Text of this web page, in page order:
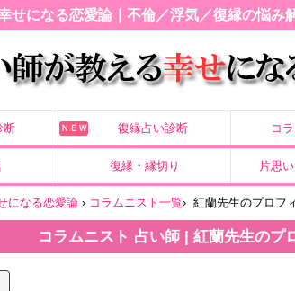
せになる恋愛論｜不倫／浮気／復縁の悩み
断 ＮＥＷ 復縁占い診断 コ
復縁・縁切り 片思
になる恋愛論 › コラムニスト一覧› 紅蘭先生のプロフ
コラムニスト 占い師 | 紅蘭先生のプ